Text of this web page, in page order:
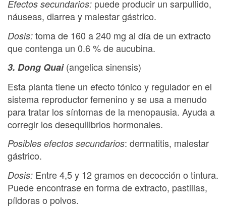
Efectos secundarios: puede producir un sarpullido,
náuseas, diarrea y malestar gástrico.
Dosis: toma de 160 a 240 mg al día de un extracto
que contenga un 0.6 % de aucubina.
3. Dong Quai(angelica sinensis)
Esta planta tiene un efecto tónico y regulador en el
sistema reproductor femenino y se usa a menudo
para tratar los síntomas de la menopausia. Ayuda a
corregir los desequilibrios hormonales.
Posibles efectos secundarios: dermatitis, malestar
gástrico.
Dosis: Entre 4,5 y 12 gramos en decocción o tintura.
Puede encontrase en forma de extracto, pastillas,
píldoras o polvos.